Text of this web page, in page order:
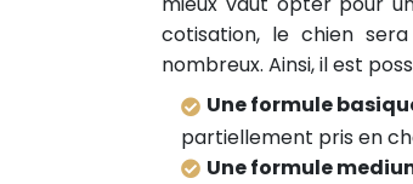
cotisation, le chien
nombreux. Ainsi, il est
Une formule
partiellement pris en
Une formule